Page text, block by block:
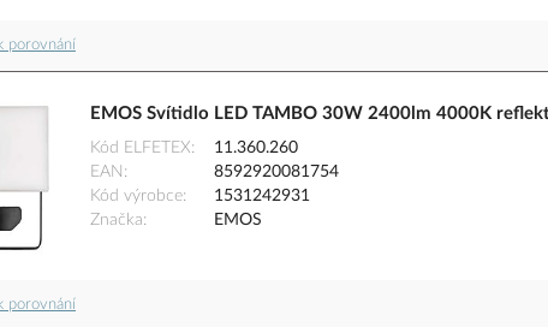
porovnání
EMOS Svítidlo LED TAMBO 30W 2400lm 4000K
Kód ELFETEX
11.360.260
EAN
8592920081754
Kód výrobce
1531242931
Značka
EMOS
porovnání